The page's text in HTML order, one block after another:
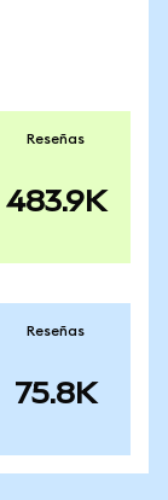
Reseñas
483.9K
Reseñas
75.8K